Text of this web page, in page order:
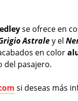
se ofrece en
Astraley el
en color
del pasajero.
si deseas más